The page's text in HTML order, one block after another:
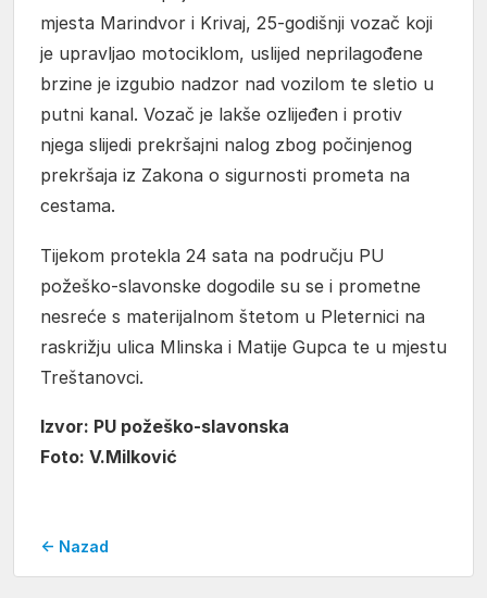
mjesta Marindvor i Krivaj, 25-godišnji vozač koji
je upravljao motociklom, uslijed neprilagođene
brzine je izgubio nadzor nad vozilom te sletio u
putni kanal. Vozač je lakše ozlijeđen i protiv
njega slijedi prekršajni nalog zbog počinjenog
prekršaja iz Zakona o sigurnosti prometa na
cestama.
Tijekom protekla 24 sata na području PU
požeško-slavonske dogodile su se i prometne
nesreće s materijalnom štetom u Pleternici na
raskrižju ulica Mlinska i Matije Gupca te u mjestu
Treštanovci.
Izvor: PU požeško-slavonska
Foto: V.Milković
← Nazad